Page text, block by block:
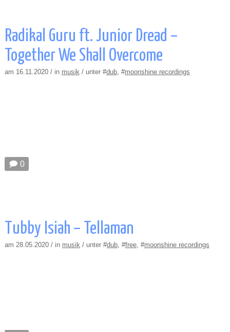
Radikal Guru ft. Junior Dread –
Together We Shall Overcome
am 16.11.2020 / in musik/ unter #dub, #moonshine recordings
🗩 0
Tubby Isiah – Tellaman
am 28.05.2020 / in musik/ unter #dub, #free, #moonshine recordings